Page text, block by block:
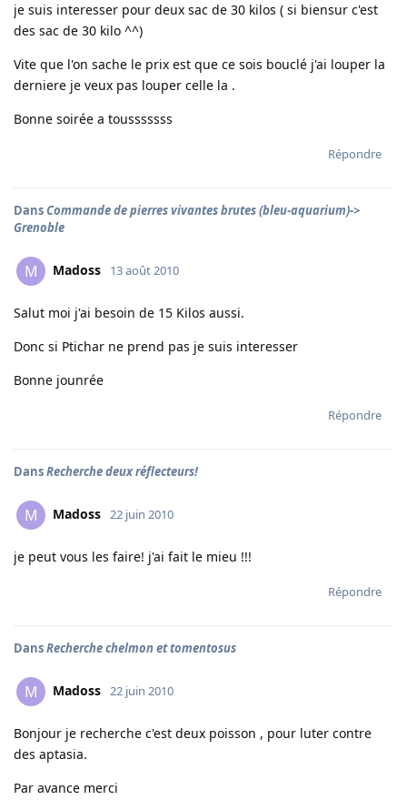
je suis interesser pour deux sac de 30 kilos ( si biensur c'est
des sac de 30 kilo ^^)
Vite que l'on sache le prix est que ce sois bouclé j'ai louper la
derniere je veux pas louper celle la .
Bonne soirée a tousssssss
Répondre
DansCommande de pierres vivantes brutes (bleu-aquarium)->
Grenoble
M Madoss 13 août 2010
Salut moi j'ai besoin de 15 Kilos aussi.
Donc si Ptichar ne prend pas je suis interesser
Bonne jounrée
Répondre
DansRecherche deux réflecteurs!
M Madoss 22 juin 2010
je peut vous les faire! j'ai fait le mieu !!!
Répondre
DansRecherche chelmon et tomentosus
M Madoss 22 juin 2010
Bonjour je recherche c'est deux poisson , pour luter contre
des aptasia.
Par avance merci